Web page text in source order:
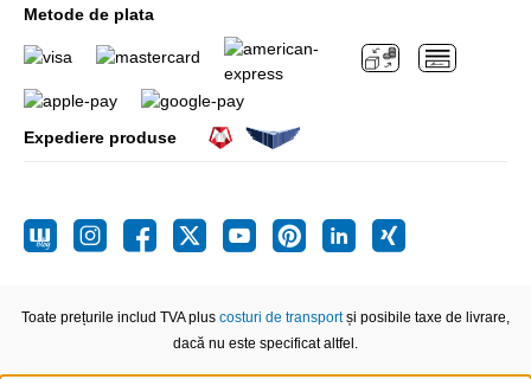
Metode de plata
Expediere produse
Toate prețurile includ TVA plus costuri de transportși posibile taxe de livrare,
dacă nu este specificat altfel.